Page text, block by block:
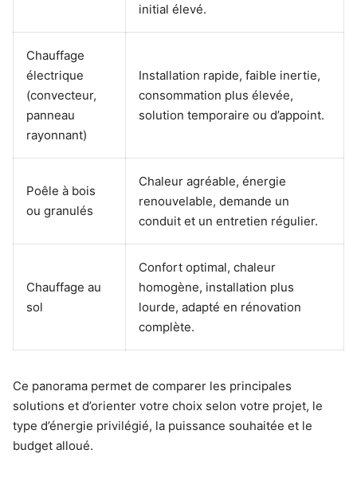
initial élevé.
Chauffage
électrique
(convecteur,
panneau
rayonnant)
Installation rapide, faible inertie,
consommation plus élevée,
solution temporaire ou d’appoint.
Poêle à bois
ou granulés
Chaleur agréable, énergie
renouvelable, demande un
conduit et un entretien régulier.
Chauffage au
sol
Confort optimal, chaleur
homogène, installation plus
lourde, adapté en rénovation
complète.
Ce panorama permet de comparer les principales
solutions et d’orienter votre choix selon votre projet, le
type d’énergie privilégié, la puissance souhaitée et le
budget alloué.